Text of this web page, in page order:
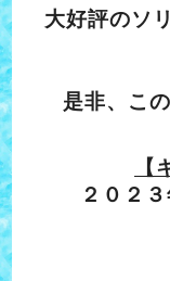
大好評のソ
是非、こ
【
２０２３